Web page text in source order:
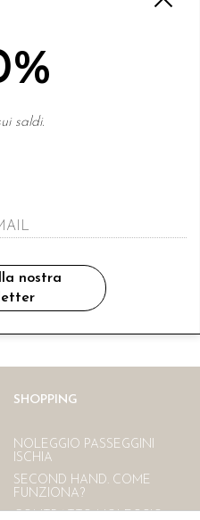
ho letto ed accettato le condizioni sulla
Consegna gratuita in Italia
SHOPPING
NOLEGGIO PASSEGGINI
ISCHIA
SECOND HAND. COME
FUNZIONA?
saldi.
nostra